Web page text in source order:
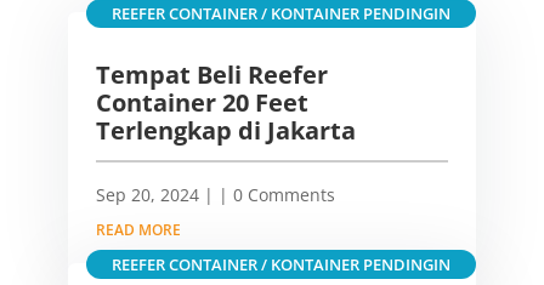
Tempat Beli Reefer
Container 20 Feet
Terlengkap di Jakarta
Sep 20, 2024|
REEFER CONTAINER / KONTAINER PENDINGIN
| 0 Comments
READ MORE
REEFER CONTAINER / KONTAINER PENDINGIN